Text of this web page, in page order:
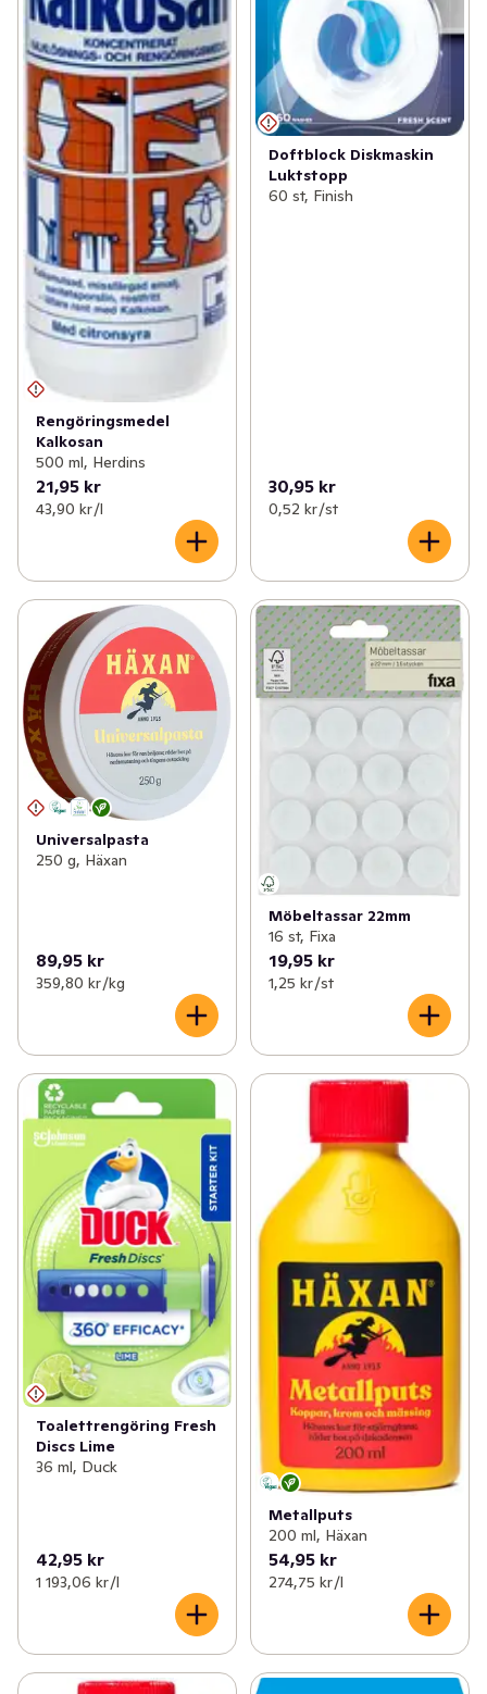
Rengöringsmedel
Kalkosan
500 ml, Herdins
21,95 kr
43,90 kr /l
Doftblock Diskmaskin
Luktstopp
60 st, Finish
30,95 kr
0,52 kr /st
Universalpasta
250 g, Häxan
89,95 kr
359,80 kr /kg
Möbeltassar 22mm
16 st, Fixa
19,95 kr
1,25 kr /st
Toalettrengöring Fresh
Discs Lime
36 ml, Duck
42,95 kr
1 193,06 kr /l
Metallputs
200 ml, Häxan
54,95 kr
274,75 kr /l